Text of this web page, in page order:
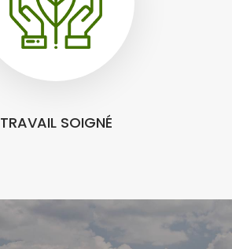
TRAVAIL SOIGNÉ